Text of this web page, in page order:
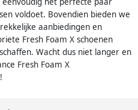
voldoet. Bovendien bieden we
aanbiedingen en
Fresh Foam X schoenen
Wacht dus niet langer en
Fresh Foam X